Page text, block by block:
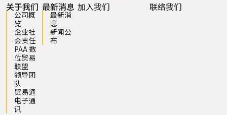
关于我们
公司概
览
企业社
会责任
PAA 数
位贸易
联盟
领导团
队
贸易通
电子通
讯
最新消息
最新消
息
新闻公
布
加入我们 联络我们